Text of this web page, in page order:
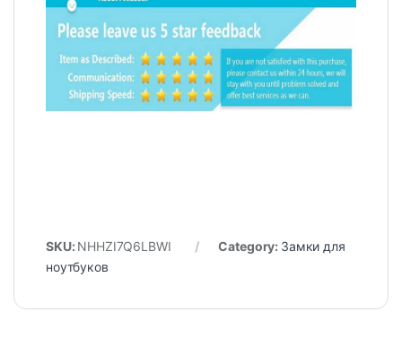
SKU: NHHZI7Q6LBWI Category: Замки для
ноутбуков